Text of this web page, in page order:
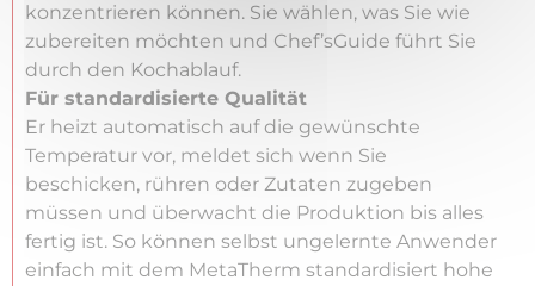
konzentrieren können. Sie wählen, was Sie wie
zubereiten möchten und Chef’sGuide führt Sie
durch den Kochablauf.
Für standardisierte Qualität
Er heizt automatisch auf die gewünschte
Temperatur vor, meldet sich wenn Sie
beschicken, rühren oder Zutaten zugeben
müssen und überwacht die Produktion bis alles
fertig ist. So können selbst ungelernte Anwender
einfach mit dem MetaTherm standardisiert hohe